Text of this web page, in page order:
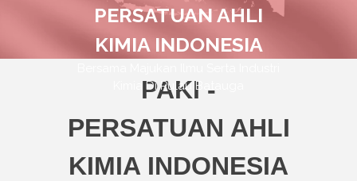
PERSATUAN AHLI
KIMIA INDONESIA
Kimia Di Pulau Batauga
PAKI -
PERSATUAN AHLI
KIMIA INDONESIA